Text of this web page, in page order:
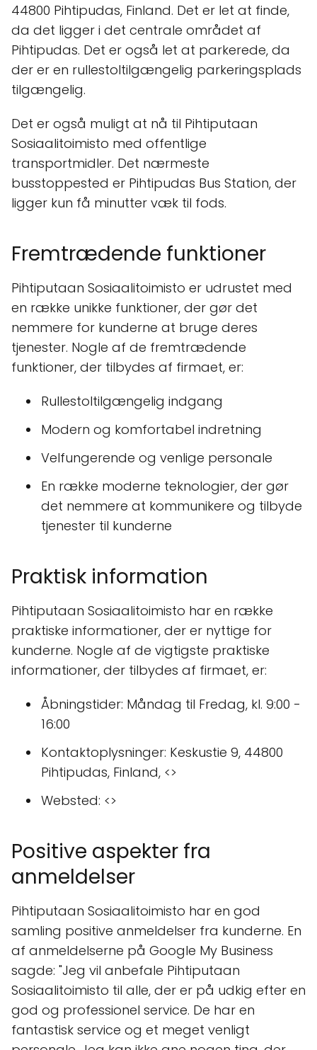
44800 Pihtipudas, Finland. Det er let at finde,
da det ligger i det centrale området af
Pihtipudas. Det er også let at parkerede, da
der er en rullestoltilgængelig parkeringsplads
tilgængelig.
Det er også muligt at nå til Pihtiputaan
Sosiaalitoimisto med offentlige
transportmidler. Det nærmeste
busstoppested er Pihtipudas Bus Station, der
ligger kun få minutter væk til fods.
Fremtrædende funktioner
Pihtiputaan Sosiaalitoimisto er udrustet med
en række unikke funktioner, der gør det
nemmere for kunderne at bruge deres
tjenester. Nogle af de fremtrædende
funktioner, der tilbydes af firmaet, er:
Rullestoltilgængelig indgang
Modern og komfortabel indretning
Velfungerende og venlige personale
En række moderne teknologier, der gør
det nemmere at kommunikere og tilbyde
tjenester til kunderne
Praktisk information
Pihtiputaan Sosiaalitoimisto har en række
praktiske informationer, der er nyttige for
kunderne. Nogle af de vigtigste praktiske
informationer, der tilbydes af firmaet, er:
Åbningstider: Måndag til Fredag, kl. 9:00 -
16:00
Kontaktoplysninger: Keskustie 9, 44800
Pihtipudas, Finland, <>
Websted: <>
Positive aspekter fra
anmeldelser
Pihtiputaan Sosiaalitoimisto har en god
samling positive anmeldelser fra kunderne. En
af anmeldelserne på Google My Business
sagde: "Jeg vil anbefale Pihtiputaan
Sosiaalitoimisto til alle, der er på udkig efter en
god og professionel service. De har en
fantastisk service og et meget venligt